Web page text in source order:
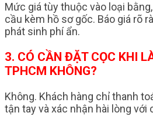
Mức giá tùy thuộc vào loại
cầu kèm hồ sơ gốc. Báo giá rõ
phát sinh phí ẩn.
3. CÓ CẦN ĐẶT CỌC KHI
TPHCM KHÔNG?
Không. Khách hàng chỉ thanh
tận tay và xác nhận hài lòng